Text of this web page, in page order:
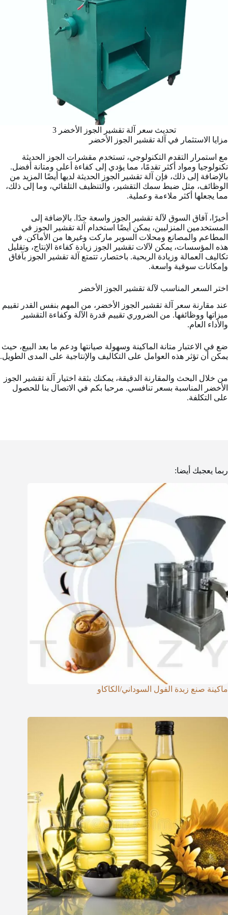
تحديث سعر آلة تقشير الجوز الأخضر 3
مزايا الاستثمار في آلة تقشير الجوز الأخضر
مع استمرار التقدم التكنولوجي، تستخدم مقشرات الجوز الحديثة
تكنولوجيا ومواد أكثر تقدمًا، مما يؤدي إلى كفاءة أعلى ومتانة أفضل.
بالإضافة إلى ذلك، فإن آلة تقشير الجوز الحديثة لديها أيضًا المزيد من
الوظائف، مثل ضبط سمك التقشير، والتنظيف التلقائي، وما إلى ذلك،
مما يجعلها أكثر ملاءمة وعملية.
أخيرًا، آفاق السوق لآلة تقشير الجوز واسعة جدًا. بالإضافة إلى
المستخدمين المنزليين، يمكن أيضًا استخدام آلة تقشير الجوز في
المطاعم والمصانع ومحلات السوبر ماركت وغيرها من الأماكن. في
هذه المؤسسات، يمكن لآلات تقشير الجوز زيادة كفاءة الإنتاج، وتقليل
تكاليف العمالة وزيادة الربحية. باختصار، تتمتع آلة تقشير الجوز بآفاق
وإمكانات سوقية واسعة.
اختر السعر المناسب لآلة تقشير الجوز الأخضر
عند مقارنة سعر آلة تقشير الجوز الأخضر، من المهم بنفس القدر تقييم
ميزاتها ووظائفها. من الضروري تقييم قدرة الآلة وكفاءة التقشير
والأداء العام.
ضع في الاعتبار متانة الماكينة وسهولة صيانتها ودعم ما بعد البيع، حيث
يمكن أن تؤثر هذه العوامل على التكاليف والإنتاجية على المدى الطويل.
من خلال البحث والمقارنة الدقيقة، يمكنك بثقة اختيار آلة تقشير الجوز
الأخضر المناسبة بسعر تنافسي. مرحبا بكم في الاتصال بنا للحصول
على التكلفة.
ربما يعجبك أيضا:
ماكينة صنع زبدة الفول السوداني/الكاكاو